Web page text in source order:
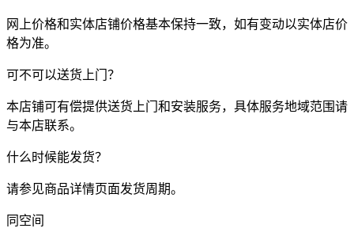
网上价格和实体店铺价格基本保持一致，如有变动以实体店价
格为准。
可不可以送货上门？
本店铺可有偿提供送货上门和安装服务，具体服务地域范围请
与本店联系。
什么时候能发货？
请参见商品详情页面发货周期。
同空间